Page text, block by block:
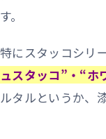
す。
特にスタッコシリ
ュスタッコ”・“ホ
ルタルというか、